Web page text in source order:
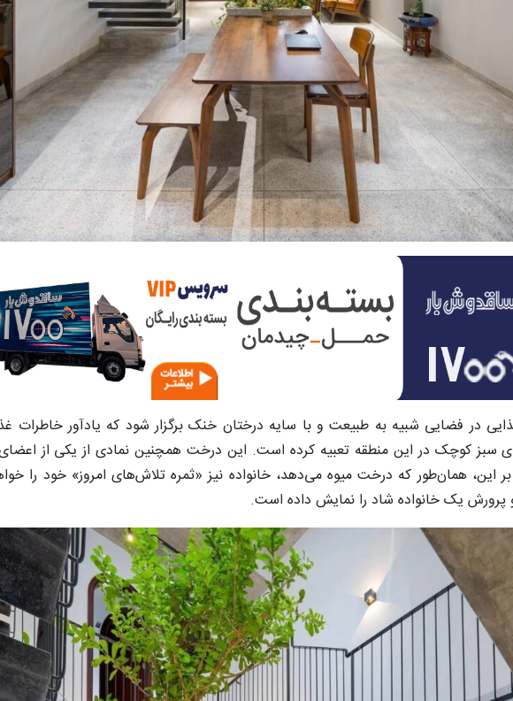
در فضایی شبیه به طبیعت و با سایه درختان خنک برگزار شود که یادآور خاطرات
سبز کوچک در این منطقه تعبیه کرده است. این درخت همچنین نمادی از یکی از
این، همان‌طور که درخت میوه می‌دهد، خانواده نیز «ثمره تلاش‌های امروز» خود را
یک خانواده شاد را نمایش داده است.